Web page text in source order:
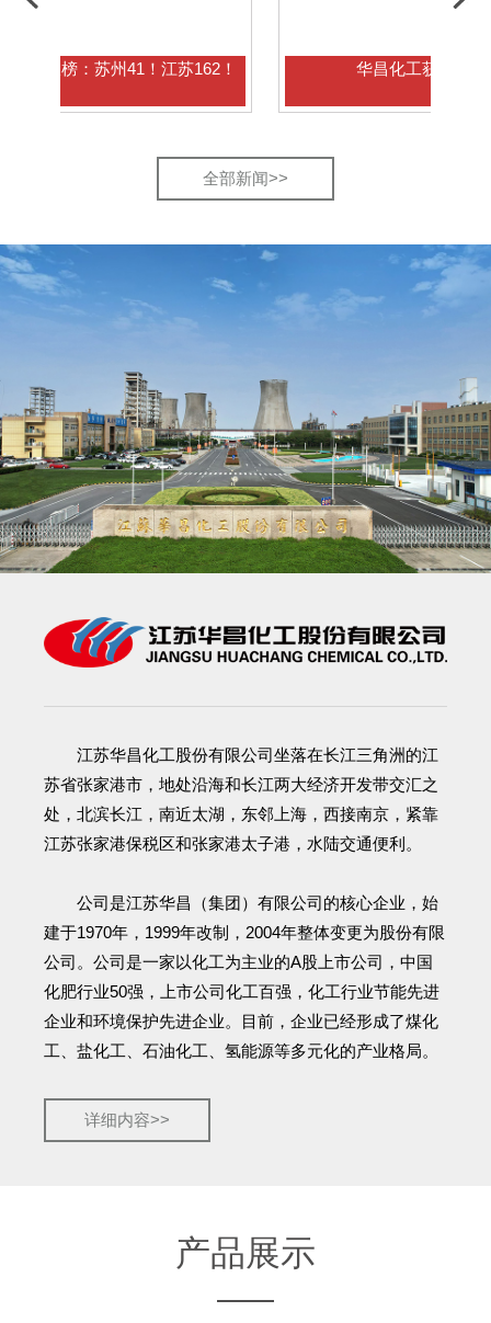
：苏州41！江苏162！ 华昌化工获全市表彰！
全部新闻>>
江苏华昌化工股份有限公司坐落在长江三角洲的江
苏省张家港市，地处沿海和长江两大经济开发带交汇之
处，北滨长江，南近太湖，东邻上海，西接南京，紧靠
江苏张家港保税区和张家港太子港，水陆交通便利。
公司是江苏华昌（集团）有限公司的核心企业，始
建于1970年，1999年改制，2004年整体变更为股份有限
公司。公司是一家以化工为主业的A股上市公司，中国
化肥行业50强，上市公司化工百强，化工行业节能先进
企业和环境保护先进企业。目前，企业已经形成了煤化
工、盐化工、石油化工、氢能源等多元化的产业格局。
详细内容>>
产品展示